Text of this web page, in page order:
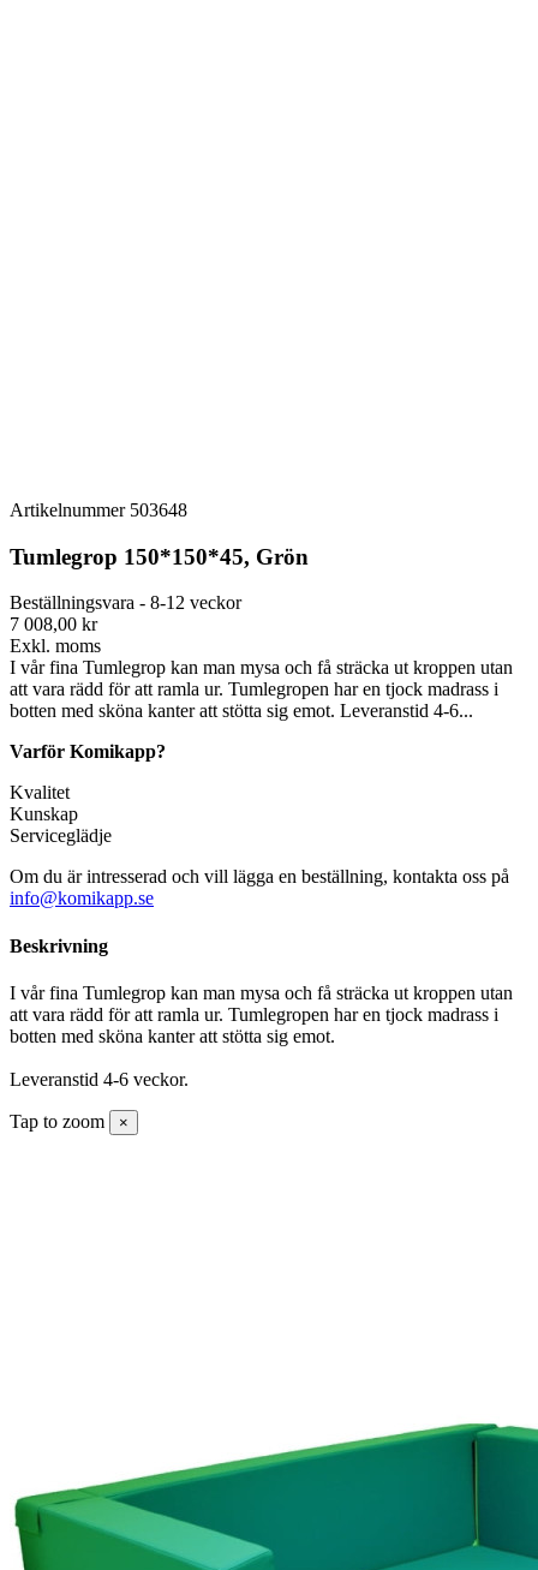
Artikelnummer 503648
Tumlegrop 150*150*45, Grön
Beställningsvara - 8-12 veckor
7 008,00 kr
Exkl. moms
I vår fina Tumlegrop kan man mysa och få sträcka ut kroppen utan
att vara rädd för att ramla ur. Tumlegropen har en tjock madrass i
botten med sköna kanter att stötta sig emot. Leveranstid 4-6...
Varför Komikapp?
Kvalitet
Kunskap
Serviceglädje
Om du är intresserad och vill lägga en beställning, kontakta oss på
info@komikapp.se
Beskrivning
I vår fina Tumlegrop kan man mysa och få sträcka ut kroppen utan
att vara rädd för att ramla ur. Tumlegropen har en tjock madrass i
botten med sköna kanter att stötta sig emot.
Leveranstid 4-6 veckor.
Tap to zoom ×